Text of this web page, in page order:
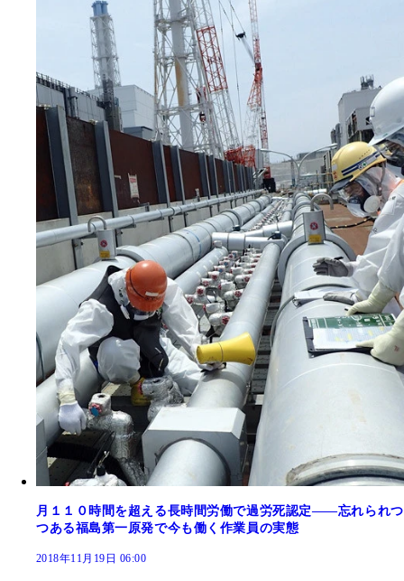
月１１０時間を超える長時間労働で過労死認定――忘れられつ
つある福島第一原発で今も働く作業員の実態
2018年11月19日 06:00